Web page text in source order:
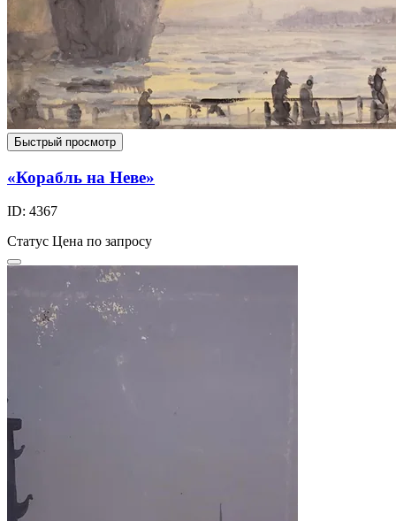
Быстрый просмотр
«Корабль на Неве»
ID: 4367
Статус Цена по запросу